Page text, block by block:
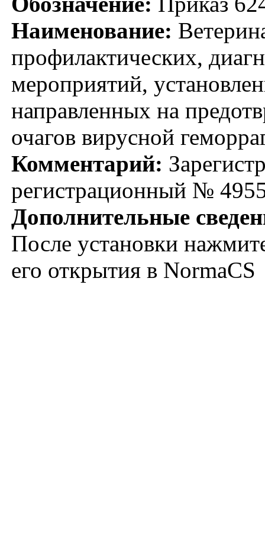
Наименование:
профилактических,
мероприятий,
направленных на
очагов вирусной
Комментарий:
регистрационный №
Дополнительные
После установки
его открытия в NormaCS